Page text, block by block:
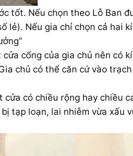
tốt. Nếu chọn theo Lỗ Ban
lẻ). Nếu gia chỉ chọn cả hai
cổng của gia chủ nên có
chủ có thể căn cứ vào
có chiều rộng hay chiều
tạp loạn, lai nhiễm vừa xấu